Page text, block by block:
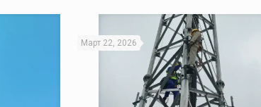
Март 22, 2026